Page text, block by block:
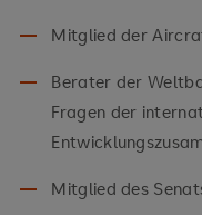
Mitglied der
Berater der
Fragen der
Mitglied des